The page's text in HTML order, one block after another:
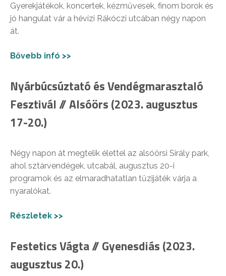
Gyerekjátékok, koncertek, kézművesek, finom borok és
jó hangulat vár a hévízi Rákóczi utcában négy napon
át.
Bővebb infó >>
Nyárbúcsúztató és Vendégmarasztaló
Fesztivál // Alsóörs (2023. augusztus
17-20.)
Négy napon át megtelik élettel az alsóörsi Sirály park,
ahol sztárvendégek, utcabál, augusztus 20-i
programok és az elmaradhatatlan tűzijáték várja a
nyaralókat.
Részletek >>
Festetics Vágta // Gyenesdiás (2023.
augusztus 20.)